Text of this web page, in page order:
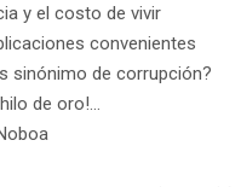
y el costo de vivir
convenientes
sinónimo de corrupción?
de oro!…